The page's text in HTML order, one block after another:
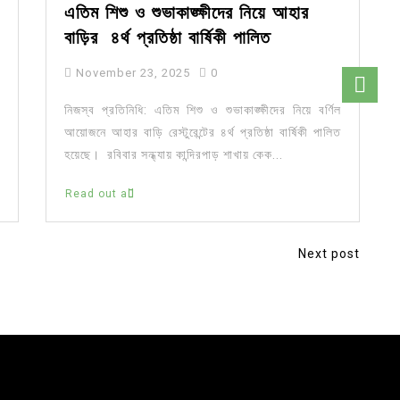
এতিম শিশু ও শুভাকাঙ্ক্ষীদের নিয়ে আহার
বাড়ির ৪র্থ প্রতিষ্ঠা বার্ষিকী পালিত
November 23, 2025 0
নিজস্ব প্রতিনিধি: এতিম শিশু ও শুভাকাঙ্ক্ষীদের নিয়ে বর্ণিল
আয়োজনে আহার বাড়ি রেস্টুরেন্টের ৪র্থ প্রতিষ্ঠা বার্ষিকী পালিত
হয়েছে। রবিবার সন্ধ্যায় কান্দিরপাড় শাখায় কেক...
Read out all
Next post